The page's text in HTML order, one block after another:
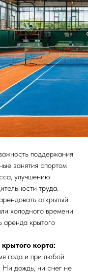
поддержания
занятия спортом
улучшению
труда.
открытый
холодного времени
аренда крытого
корта:
года и при любой
Ни дождь, ни снег не